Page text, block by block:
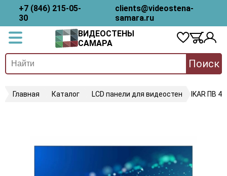
+7 (846) 215-05-
30
clients@videostena-
samara.ru
ВИДЕОСТЕНЫ
САМАРА
Поиск
Главная Каталог LCD панели для видеостен IKAR ПВ